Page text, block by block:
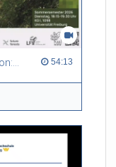
Between tradition and transformation: how owners, advisers and institutions co-create knowledge for resilient forests in Europe 54:13